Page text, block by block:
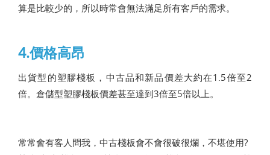
算是比較少的，所以時常會無法滿足所有客戶的需求。
4.價格高昂
出貨型的塑膠棧板，中古品和新品價差大約在1.5倍至2
倍。倉儲型塑膠棧板價差甚至達到3倍至5倍以上。
常常會有客人問我，中古棧板會不會很破很爛，不堪使用?